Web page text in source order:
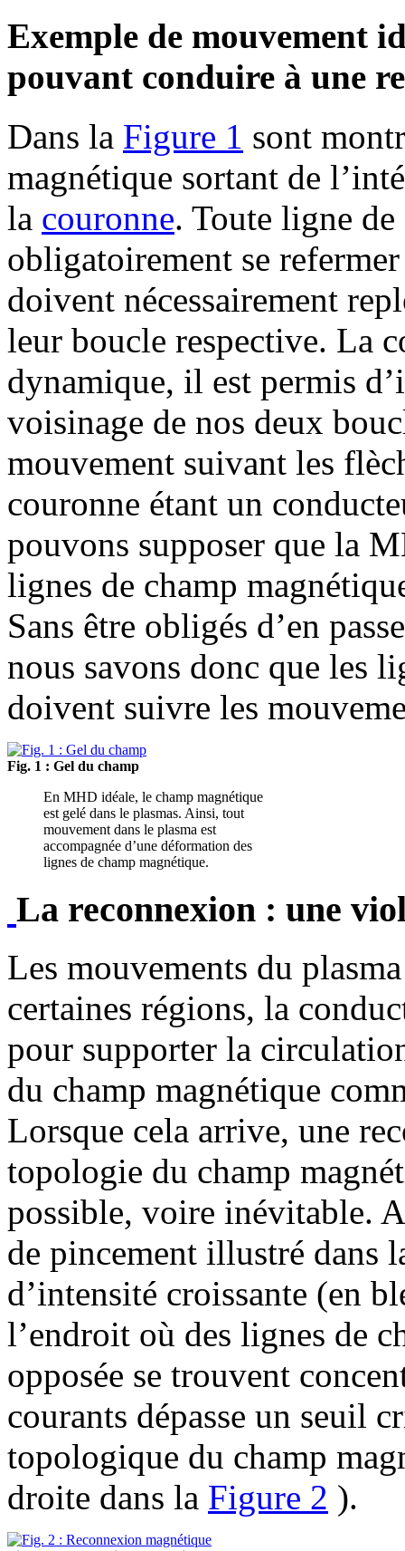
Exemple de mouvement
pouvant conduire à une
Dans la Figure 1 sont
magnétique sortant de
la couronne. Toute ligne
obligatoirement se
doivent nécessairement
leur boucle respective. La
dynamique, il est permis
voisinage de nos deux
mouvement suivant les
couronne étant un
pouvons supposer que la
lignes de champ
Sans être obligés d’en
nous savons donc que les
doivent suivre les
Fig. 1 : Gel du champ
En MHD idéale, le champ magnétique
est gelé dans le plasmas. Ainsi, tout
mouvement dans le plasma est
accompagnée d’une déformation des
lignes de champ magnétique.
La reconnexion : une
Les mouvements du
certaines régions, la
pour supporter la
du champ magnétique
Lorsque cela arrive, une
topologie du champ
possible, voire inévitable.
de pincement illustré dans
d’intensité croissante (en
l’endroit où des lignes de
opposée se trouvent
courants dépasse un seuil
topologique du champ
droite dans la Figure 2 ).